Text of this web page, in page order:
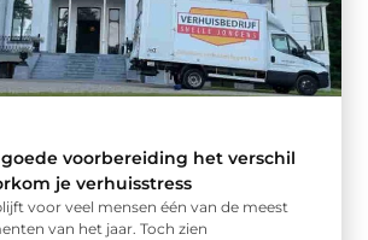
voorbereiding het verschil
je verhuisstress
voor veel mensen één van de meest
van het jaar. Toch zien